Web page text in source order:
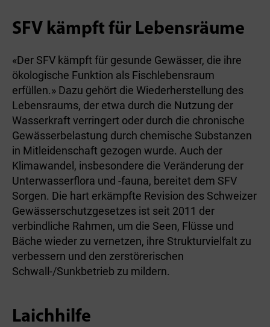
SFV kämpft für Lebensräume
«Der SFV kämpft für gesunde Gewässer, die ihre
ökologische Funktion als Fischlebensraum
erfüllen.» Dazu gehört die Wiederherstellung des
Lebensraums, der etwa durch die Nutzung der
Wasserkraft verringert oder durch die chronische
Gewässerbelastung durch chemische Substanzen
in Mitleidenschaft gezogen wurde. Auch der
Klimawandel, insbesondere die Veränderung der
Unterwasserflora und -fauna, bereitet dem SFV
Sorgen. Die hart erkämpfte Revision des Schweizer
Gewässerschutzgesetzes ist seit 2011 der
verbindliche Rahmen, um die Seen, Flüsse und
Bäche wieder zu vernetzen, ihre Strukturvielfalt zu
verbessern und den zerstörerischen
Schwall-/Sunkbetrieb zu mildern.
Laichhilfe